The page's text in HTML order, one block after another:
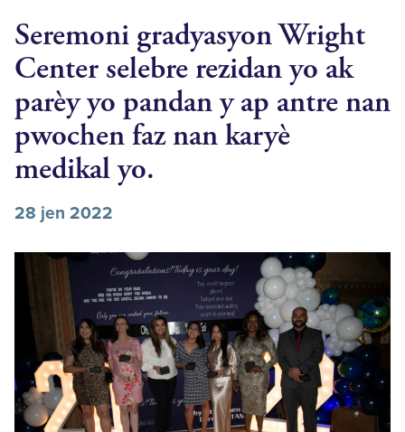
Seremoni gradyasyon Wright
Center selebre rezidan yo ak
parèy yo pandan y ap antre nan
pwochen faz nan karyè
medikal yo.
28 jen 2022